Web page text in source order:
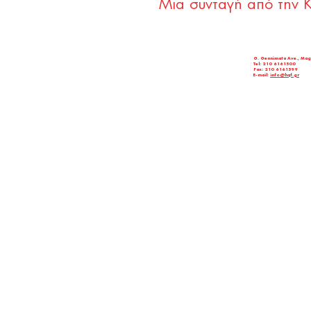
Μια συνταγή από την
G. Gennimata Ave.,
Tel: 210 6161500
Fax: 210 6161599
E-mail: info@hqf.gr